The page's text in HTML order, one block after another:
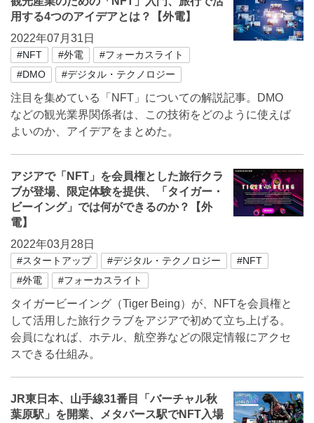
用する4つのアイデアとは？【外電】
2022年07月31日
#NFT #外電
#フォーカスライト
#DMO
#デジタル・テクノロジー
注目を集めている「NFT」についての解説記事。DMO
などの観光業界関係者は、この技術をどのように使えば
よいのか、アイデアをまとめた。
アジアで「NFT」を会員権とした旅行クラ
ブが登場、限定体験を提供、「タイガー・
ビーイング」では何ができるのか？【外
電】
2022年03月28日
#スタートアップ #デジタル・テクノロジー
#NFT
#外電
#フォーカスライト
タイガービーイング（Tiger Being）が、NFTを会員権と
して活用した旅行クラブをアジアで初めて立ち上げる。
会員になれば、ホテル、航空券などの限定情報にアクセ
スできる仕組み。
JR東日本、山手線31番目「バーチャル秋
葉原駅」を開業、メタバース駅でNFT入場